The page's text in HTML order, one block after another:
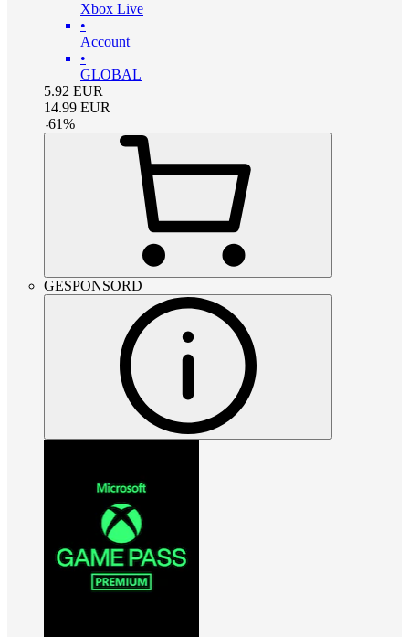
Xbox Live
•
Account
•
GLOBAL
5.92 EUR
14.99 EUR
-61%
GESPONSORD